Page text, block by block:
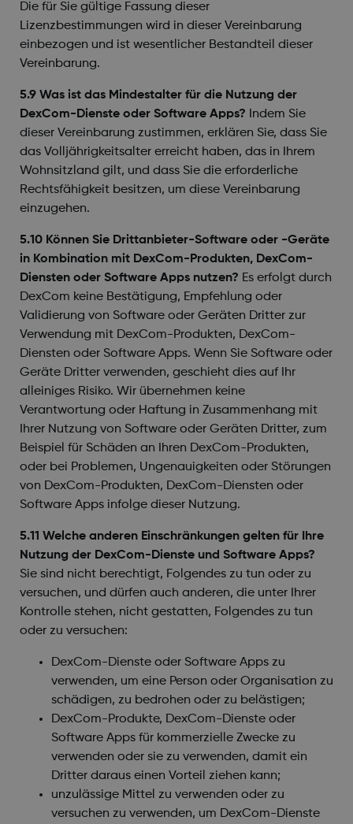
Die für Sie gültige Fassung dieser
Lizenzbestimmungen wird in dieser Vereinbarung
einbezogen und ist wesentlicher Bestandteil dieser
Vereinbarung.
5.9 Was ist das Mindestalter für die Nutzung der
DexCom-Dienste oder Software Apps?
Indem Sie
dieser Vereinbarung zustimmen, erklären Sie, dass Sie
das Volljährigkeitsalter erreicht haben, das in Ihrem
Wohnsitzland gilt, und dass Sie die erforderliche
Rechtsfähigkeit besitzen, um diese Vereinbarung
einzugehen.
5.10 Können Sie Drittanbieter-Software oder -Geräte
in Kombination mit DexCom-Produkten, DexCom-
Diensten oder Software Apps nutzen? Es erfolgt durch
DexCom keine Bestätigung, Empfehlung oder
Validierung von Software oder Geräten Dritter zur
Verwendung mit DexCom-Produkten, DexCom-
Diensten oder Software Apps. Wenn Sie Software oder
Geräte Dritter verwenden, geschieht dies auf Ihr
alleiniges Risiko. Wir übernehmen keine
Verantwortung oder Haftung in Zusammenhang mit
Ihrer Nutzung von Software oder Geräten Dritter, zum
Beispiel für Schäden an Ihren DexCom-Produkten,
oder bei Problemen, Ungenauigkeiten oder Störungen
von DexCom-Produkten, DexCom-Diensten oder
Software Apps infolge dieser Nutzung.
5.11 Welche anderen Einschränkungen gelten für Ihre
Nutzung der DexCom-Dienste und Software Apps?
Sie sind nicht berechtigt, Folgendes zu tun oder zu
versuchen, und dürfen auch anderen, die unter Ihrer
Kontrolle stehen, nicht gestatten, Folgendes zu tun
oder zu versuchen:
DexCom-Dienste oder Software Apps zu
verwenden, um eine Person oder Organisation zu
schädigen, zu bedrohen oder zu belästigen;
DexCom-Produkte, DexCom-Dienste oder
Software Apps für kommerzielle Zwecke zu
verwenden oder sie zu verwenden, damit ein
Dritter daraus einen Vorteil ziehen kann;
unzulässige Mittel zu verwenden oder zu
versuchen zu verwenden, um DexCom-Dienste